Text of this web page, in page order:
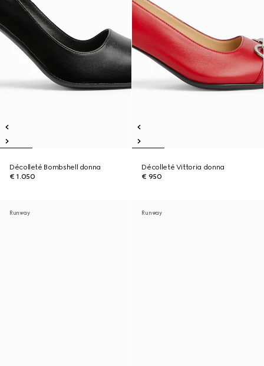
Décolleté Bombshell donna
€ 1.050
Décolleté Vittoria donna
€ 950
Runway Runway